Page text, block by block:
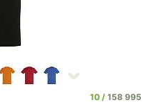
10
158 995